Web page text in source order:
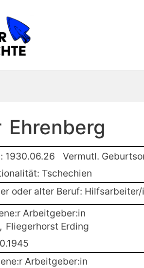
Ehrenberg
1930.06.26
Vermutl.
Tschechien
oder alter Beruf: Hilfsarbeiter/
Arbeitgeber:in
Fliegerhorst Erding
Arbeitgeber:in